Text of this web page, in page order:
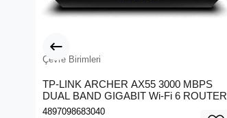
Çevre Birimleri
TP-LINK ARCHER AX55 3000 MBPS
DUAL BAND GIGABIT Wi-Fi 6 ROUTER
4897098683040